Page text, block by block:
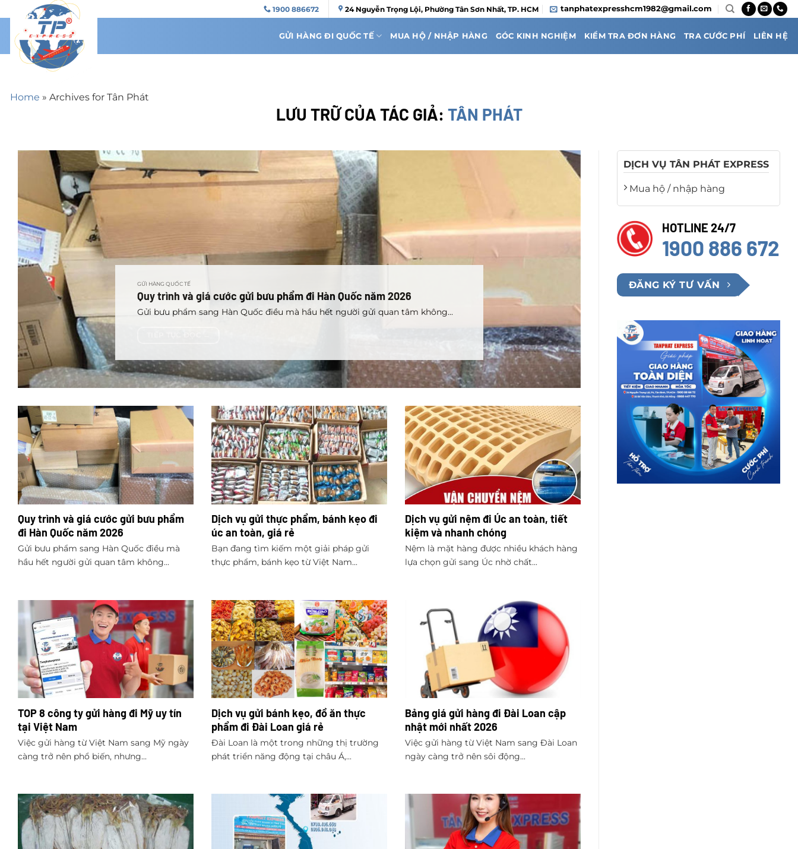
Chuyển
đến
dung
1900 886672 24 Nguyễn Trọng Lội, Phường Tân Sơn Nhất, TP. HCM tanphatexpresshcm1982@gmail.com
GỬI HÀNG ĐI QUỐC TẾ MUA HỘ / NHẬP HÀNG GÓC KINH NGHIỆM KIỂM TRA ĐƠN HÀNG TRA CƯỚC PHÍ LIÊN HỆ
Home » Archives for Tân Phát
LƯU TRỮ CỦA TÁC GIẢ: TÂN PHÁT
GỬI HÀNG QUỐC TẾ
Quy trình và giá cước gửi bưu phẩm đi Hàn Quốc năm 2026
Gửi bưu phẩm sang Hàn Quốc điều mà hầu hết người gửi quan tâm không...
Quy trình và giá cước gửi bưu phẩm
đi Hàn Quốc năm 2026
Gửi bưu phẩm sang Hàn Quốc điều mà
hầu hết người gửi quan tâm không...
Dịch vụ gửi thực phẩm, bánh kẹo đi
úc an toàn, giá rẻ
Bạn đang tìm kiếm một giải pháp gửi
thực phẩm, bánh kẹo từ Việt Nam...
Dịch vụ gửi nệm đi Úc an toàn, tiết
kiệm và nhanh chóng
Nệm là mặt hàng được nhiều khách hàng
lựa chọn gửi sang Úc nhờ chất...
TOP 8 công ty gửi hàng đi Mỹ uy tín
tại Việt Nam
Việc gửi hàng từ Việt Nam sang Mỹ ngày
càng trở nên phổ biến, nhưng...
Dịch vụ gửi bánh kẹo, đồ ăn thực
phẩm đi Đài Loan giá rẻ
Đài Loan là một trong những thị trường
phát triển năng động tại châu Á,...
Bảng giá gửi hàng đi Đài Loan cập
nhật mới nhất 2026
Việc gửi hàng từ Việt Nam sang Đài Loan
ngày càng trở nên sôi động...
DỊCH VỤ TÂN PHÁT EXPRESS
Mua hộ / nhập hàng
HOTLINE 24/7
1900 886 672
ĐĂNG KÝ TƯ VẤN